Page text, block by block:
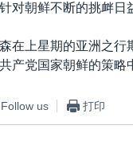
对朝鲜不断的挑衅日
在上星期的亚洲之
产党国家朝鲜的策略
Follow us 打印